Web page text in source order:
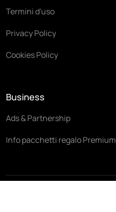
Termini d'uso
Privacy Policy
Cookies Policy
Business
Ads & Partnership
Info pacchetti regalo Premium